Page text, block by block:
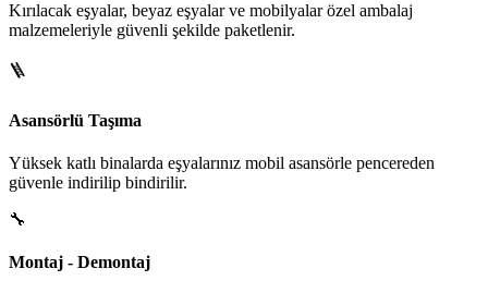
Kırılacak eşyalar, beyaz eşyalar ve mobilyalar özel ambalaj
malzemeleriyle güvenli şekilde paketlenir.
🪜
Asansörlü Taşıma
Yüksek katlı binalarda eşyalarınız mobil asansörle pencereden
güvenle indirilip bindirilir.
🔧
Montaj - Demontaj